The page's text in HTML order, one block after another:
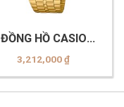
ĐỒNG HỒ CASIO
A159WGED-1DF
3,212,000₫